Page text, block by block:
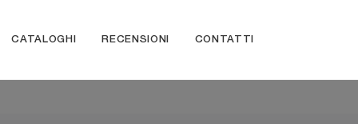
CATALOGHI RECENSIONI CONTATTI